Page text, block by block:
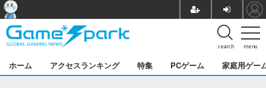
menu
search
ホーム アクセスランキング 特集 PCゲーム 家庭用ゲー